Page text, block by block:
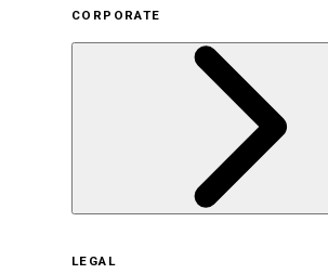
CORPORATE
LEGAL